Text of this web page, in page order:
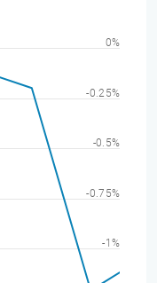
-1%
-0.75%
-0.5%
-0.25%
0%